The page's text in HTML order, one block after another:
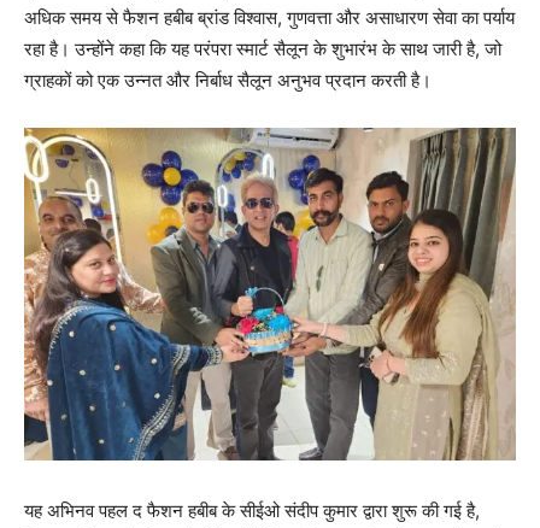
अधिक समय से फैशन हबीब ब्रांड विश्वास, गुणवत्ता और असाधारण सेवा का पर्याय
रहा है। उन्होंने कहा कि यह परंपरा स्मार्ट सैलून के शुभारंभ के साथ जारी है, जो
ग्राहकों को एक उन्नत और निर्बाध सैलून अनुभव प्रदान करती है।
यह अभिनव पहल द फैशन हबीब के सीईओ संदीप कुमार द्वारा शुरू की गई है,